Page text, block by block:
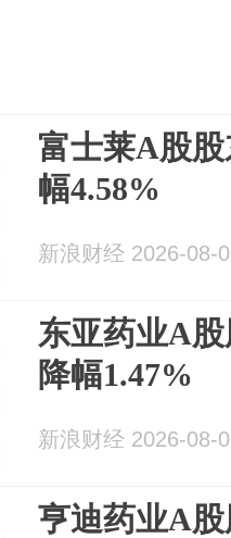
富士莱A股
幅4.58%
新浪财经 2026-08-
东亚药业A
降幅1.47%
新浪财经 2026-08-
亨迪药业A股